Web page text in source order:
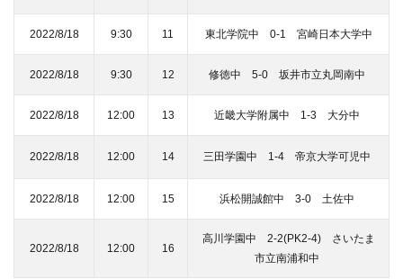
2022/8/18 9:30 11 東北学院中 0-1 宮崎日本大学中
2022/8/18 9:30 12 修徳中 5-0 坂井市立丸岡南中
2022/8/18 12:00 13 近畿大学附属中 1-3 大分中
2022/8/18 12:00 14 三田学園中 1-4 帝京大学可児中
2022/8/18 12:00 15 浜松開誠館中 3-0 土佐中
2022/8/18 12:00 16
高川学園中 2-2(PK2-4) さいたま
市立南浦和中